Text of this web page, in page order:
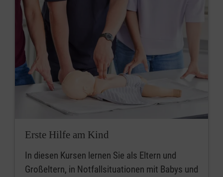
Erste Hilfe am Kind
In diesen Kursen lernen Sie als Eltern und
Großeltern, in Notfallsituationen mit Babys und